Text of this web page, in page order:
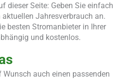
dieser Seite: Geben Sie einfach
Jahresverbrauch an.
besten Stromanbieter in Ihrer
und kostenlos.
auch einen passenden